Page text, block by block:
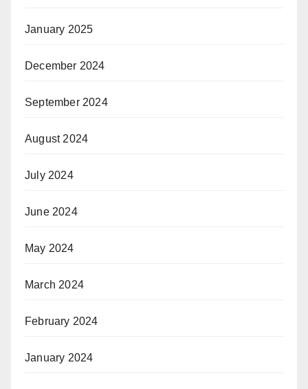
January 2025
December 2024
September 2024
August 2024
July 2024
June 2024
May 2024
March 2024
February 2024
January 2024